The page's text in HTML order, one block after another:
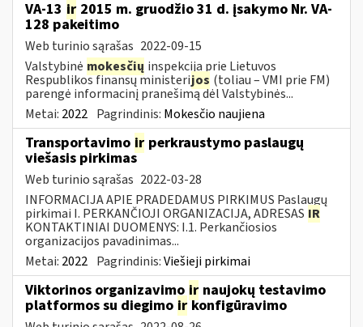
VA-13 ir 2015 m. gruodžio 31 d. įsakymo Nr. VA-
128 pakeitimo
Web turinio sąrašas 2022-09-15
Valstybinė mokesčių inspekcija prie Lietuvos
Respublikos finansų ministerijos (toliau – VMI prie FM)
parengė informacinį pranešimą dėl Valstybinės...
Metai: 2022 Pagrindinis: Mokesčio naujiena
Transportavimo ir perkraustymo paslaugų
viešasis pirkimas
Web turinio sąrašas 2022-03-28
INFORMACIJA APIE PRADEDAMUS PIRKIMUS Paslaugų
pirkimai I. PERKANČIOJI ORGANIZACIJA, ADRESAS IR
KONTAKTINIAI DUOMENYS: I.1. Perkančiosios
organizacijos pavadinimas...
Metai: 2022 Pagrindinis:Viešieji pirkimai
Viktorinos organizavimo ir naujokų testavimo
platformos su diegimo irkonfigūravimo